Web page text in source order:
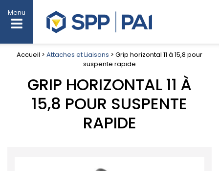
Menu
Accueil > Attaches et Liaisons > Grip horizontal 11 à 15,8 pour
suspente rapide
GRIP HORIZONTAL 11 À
15,8 POUR SUSPENTE
RAPIDE